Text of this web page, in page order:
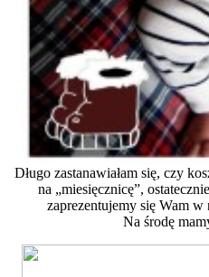
Długo zastanawiałam się, czy
na „miesięcznicę”,
zaprezentujemy się Wam
Na środę